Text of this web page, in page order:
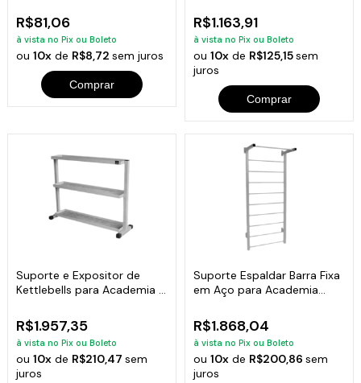
R$81,06
à vista no Pix ou Boleto
ou10x de R$8,72sem juros
Comprar
R$1.163,91
à vista no Pix ou Boleto
ou 10xde R$125,15sem
juros
Comprar
Suporte e Expositor de
Kettlebells para Academia e
R$1.957,35
à vista no Pix ou Boleto
ou10x de R$210,47sem
juros
Suporte Espaldar Barra Fixa
em Aço para Academia
R$1.868,04
à vista no Pix ou Boleto
ou 10xde R$200,86 sem
juros